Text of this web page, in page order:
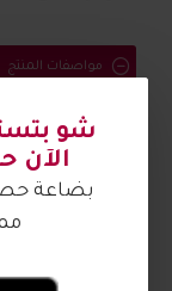
شو
الآن
بضاعة
مواصفات المنتج
حذاء بناتي
الصورة من